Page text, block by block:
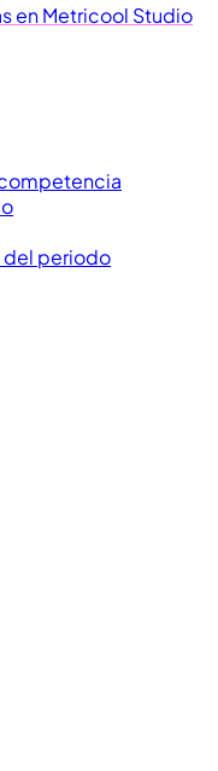
en Metricool Studio
del periodo